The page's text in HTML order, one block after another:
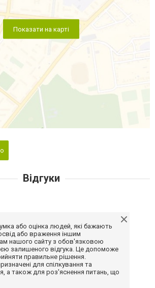
Показати на карті
Відгуки
або оцінка людей, які бажають
або враження іншим
нашого сайту з обов'язковою
залишеного відгука. Це допоможе
правильне рішення.
для спілкування та
а також для роз'яснення питань, що